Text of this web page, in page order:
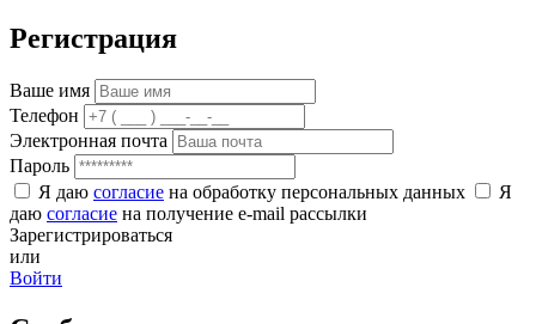
Регистрация
Ваше имя
Телефон
Электронная почта
Пароль
Я даю согласие на обработку персональных данных
Я
даю согласие на получение e-mail рассылки
Зарегистрироваться
или
Войти